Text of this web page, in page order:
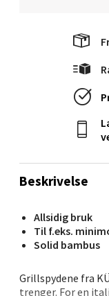
Beskrivelse
Allsidig bruk
Til f.eks.
Solid bambus
Grillspydene fra
trenger. For en
Ålesund
Åpent i dag
Molde -
Torget 1, 6413